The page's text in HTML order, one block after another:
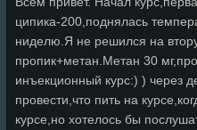
ципика-200,поднялась
ниделю.Я не решился на
пропик+метан.Метан 30
инъекционный курс:) ) через
провести,что пить на
курсе,но хотелось бы